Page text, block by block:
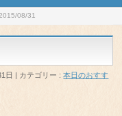
08/31
日 カテゴリー :本日のおすす